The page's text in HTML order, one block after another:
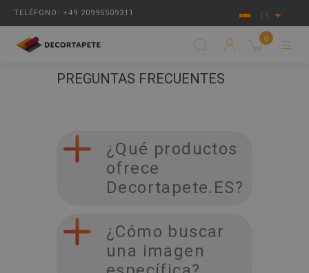
TELÉFONO: +49 20995509311 ES
0
PREGUNTAS FRECUENTES
¿Qué productos
ofrece
Decortapete.ES?
¿Cómo buscar
una imagen